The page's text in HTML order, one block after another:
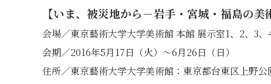
【いま、被災地から－岩手・宮城・福島の美
会場／東京藝術大学大学美術館 本館 展示室1、2、3、
会期／2016年5月17日（火）～6月26日（日）
住所／東京藝術大学大学美術館：東京都台東区上野公